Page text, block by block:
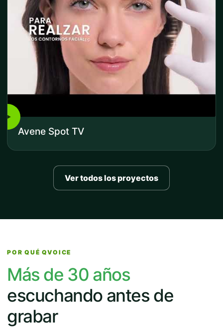
▶
Avene Spot TV
Ver todos los proyectos
POR QUÉ QVOICE
Más de 30 años
escuchando antes de
grabar